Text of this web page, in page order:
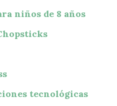
niños de 8 años
tecnológicas